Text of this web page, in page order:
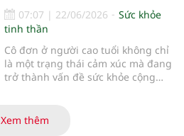
07:07 | 22/06/2026
Sức khỏe
tinh thần
Cô đơn ở người cao tuổi không chỉ
là một trạng thái cảm xúc mà đang
trở thành vấn đề sức khỏe cộng
mát người thân, công việc, khoảng
Xem thêm